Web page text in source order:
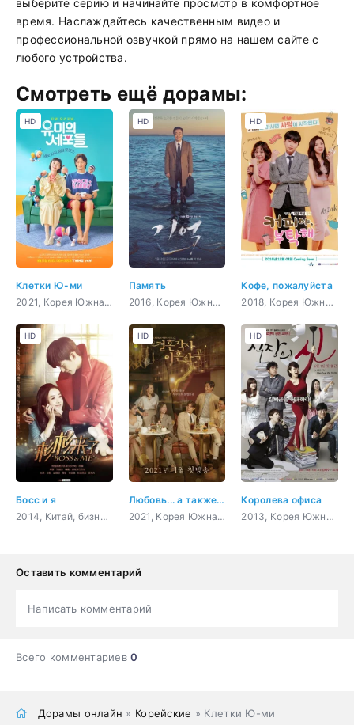
выберите серию и начинайте просмотр в комфортное
время. Наслаждайтесь качественным видео и
профессиональной озвучкой прямо на нашем сайте с
любого устройства.
Смотреть ещё дорамы:
Клетки Ю-ми
2021, Корея Южная, психология, комедия, романтика, драма
HD
Память
2016, Корея Южная, закон, романтика, повседневность, драма
HD
Кофе, пожалуйста
2018, Корея Южная, комедия, романтика, фэнтези
HD
Босс и я
2014, Китай, бизнес, комедия, романтика
HD
Любовь... а также брак и развод
2021, Корея Южная, мистика, романтика, драма
HD
Королева офиса
2013, Корея Южная, бизнес, комедия, романтика, драма
HD
Оставить комментарий
Написать комментарий
Всего комментариев0
Дорамы онлайн » Корейские » Клетки Ю-ми